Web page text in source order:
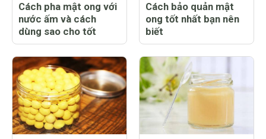
Cách pha mật ong với
nước ấm và cách
dùng sao cho tốt
Cách bảo quản mật
ong tốt nhất bạn nên
biết